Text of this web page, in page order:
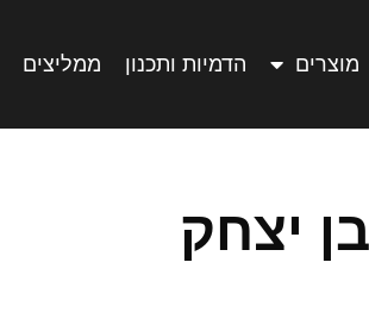
מוצרים הדמיות ותכנון ממליצים
יצחק